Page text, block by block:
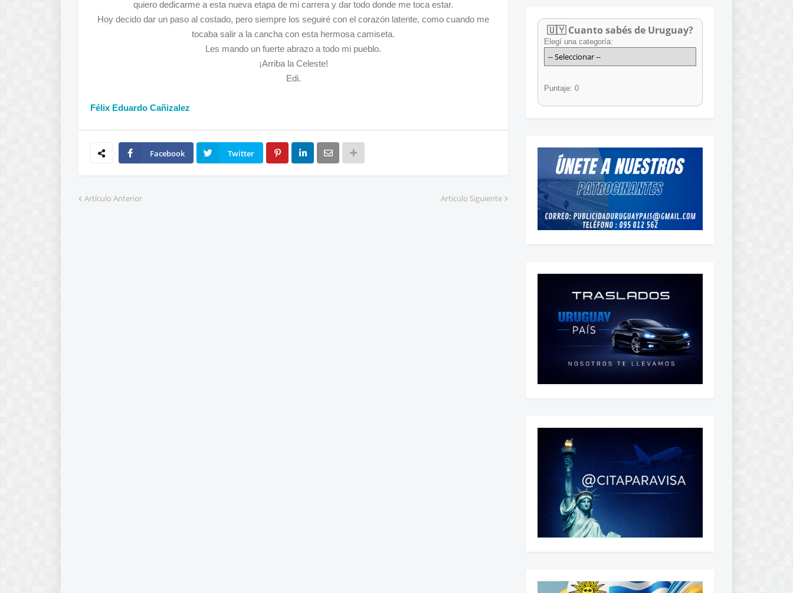
quiero dedicarme a esta nueva etapa de mi carrera y dar todo donde me toca estar.
Hoy decido dar un paso al costado, pero siempre los seguiré con el corazón latente, como cuando me
tocaba salir a la cancha con esta hermosa camiseta.
Les mando un fuerte abrazo a todo mi pueblo.
¡Arriba la Celeste!
Edi.
Félix Eduardo Cañizalez
Facebook Twitter
Artículo Anterior Artículo Siguiente
🇺🇾 Cuanto sabés de Uruguay?
Elegí una categoría:
Puntaje: 0